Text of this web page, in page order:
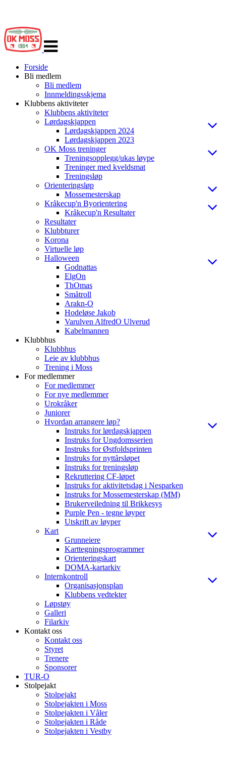
navigasjon
Forside
Bli medlem
Bli medlem
Innmeldingsskjema
Klubbens aktiviteter
Klubbens aktiviteter
Lørdagskjappen
Lørdagskjappen 2024
Lørdagskjappen 2023
OK Moss treninger
Treningsopplegg/ukas løype
Treninger med kveldsmat
Treningsløp
Orienteringsløp
Mossemesterskap
Kråkecup'n Byorientering
Kråkecup'n Resultater
Resultater
Klubbturer
Korona
Virtuelle løp
Halloween
Godnattas
ElgOn
ThOmas
Småtroll
Arakn-O
Hodeløse Jakob
Varulven AlfredO Ulverud
Kabelmannen
Klubbhus
Klubbhus
Leie av klubbhus
Trening i Moss
For medlemmer
For medlemmer
For nye medlemmer
Urokråker
Juniorer
Hvordan arrangere løp?
Instruks for lørdagskjappen
Instruks for Ungdomsserien
Instruks for Østfoldsprinten
Instruks for nyttårsløpet
Instruks for treningsløp
Rekruttering CF-løpet
Instruks for aktivitetsdag i Nesparken
Instruks for Mossemesterskap (MM)
Brukerveiledning til Brikkesys
Purple Pen - tegne løyper
Utskrift av løyper
Kart
Grunneiere
Karttegningsprogrammer
Orienteringskart
DOMA-kartarkiv
Internkontroll
Organisasjonsplan
Klubbens vedtekter
Løpstøy
Galleri
Filarkiv
Kontakt oss
Kontakt oss
Styret
Trenere
Sponsorer
TUR-O
Stolpejakt
Stolpejakt
Stolpejakten i Moss
Stolpejakten i Våler
Stolpejakten i Råde
Stolpejakten i Vestby